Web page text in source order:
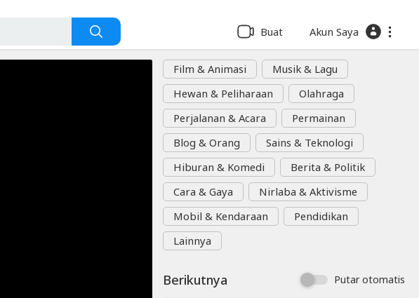
Buat Akun Saya
Film & Animasi
Musik & Lagu
Hewan & Peliharaan
Olahraga
Perjalanan & Acara
Permainan
Blog & Orang
Sains & Teknologi
Hiburan & Komedi
Berita & Politik
Cara & Gaya
Nirlaba & Aktivisme
Mobil & Kendaraan
Pendidikan
Lainnya
Berikutnya Putar otomatis